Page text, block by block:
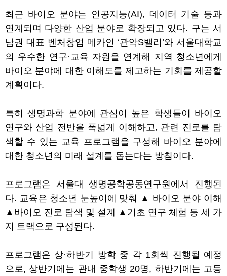
최근 바이오 분야는 인공지능(AI), 데이터 기술 등과
연계되며 다양한 산업 분야로 확장되고 있다. 구는 서
남권 대표 벤처창업 메카인 ‘관악S밸리 ’와 서울대학교
의 우수한 연구·교육 자원을 연계해 지역 청소년에게
바이오 분야에 대한 이해도를 제고하는 기회를 제공할
계획이다.
특히 생명과학 분야에 관심이 높은 학생들이 바이오
연구와 산업 전반을 폭넓게 이해하고, 관련 진로를 탐
색할 수 있는 교육 프로그램을 구성해 바이오 분야에
대한 청소년의 미래 설계를 돕는다는 방침이다.
프로그램은 서울대 생명공학공동연구원에서 진행된
다. 교육은 청소년 눈높이에 맞춰 ▲ 바이오 분야 이해
▲ 바이오 진로 탐색 및 설계 ▲ 기초 연구 체험 등 세 가
지 트랙으로 구성된다.
프로그램은 상·하반기 방학 중 각 1회씩 진행될 예정
으로, 상반기에는 관내 중학생20명, 하반기에는 고등